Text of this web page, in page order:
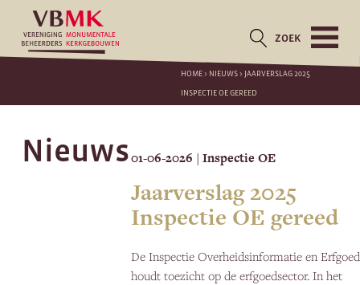
ZOEK
HOME> NIEUWS> JAARVERSLAG 2025
INSPECTIE OE GEREED
Nieuws01-06-2026 | Inspectie OE
Jaarverslag 2025
Inspectie OE gereed
De Inspectie Overheidsinformatie en
houdt toezicht op de erfgoedsector. In het